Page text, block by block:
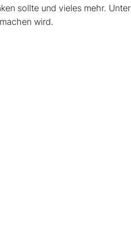
sollte und vieles mehr.
wird.